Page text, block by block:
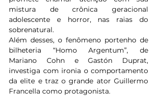
mistura de crônica geracional
adolescente e horror, nas raias do
sobrenatural.
Além desses, o fenômeno portenho de
bilheteria “Homo Argentum”, de
Mariano Cohn e Gastón Duprat,
investiga com ironia o comportamento
da elite e traz o grande ator Guillermo
Francella como protagonista.